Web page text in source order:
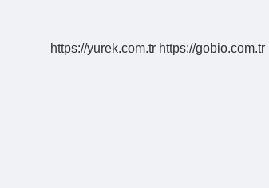
https://yurek.com.tr https://gobio.com.tr